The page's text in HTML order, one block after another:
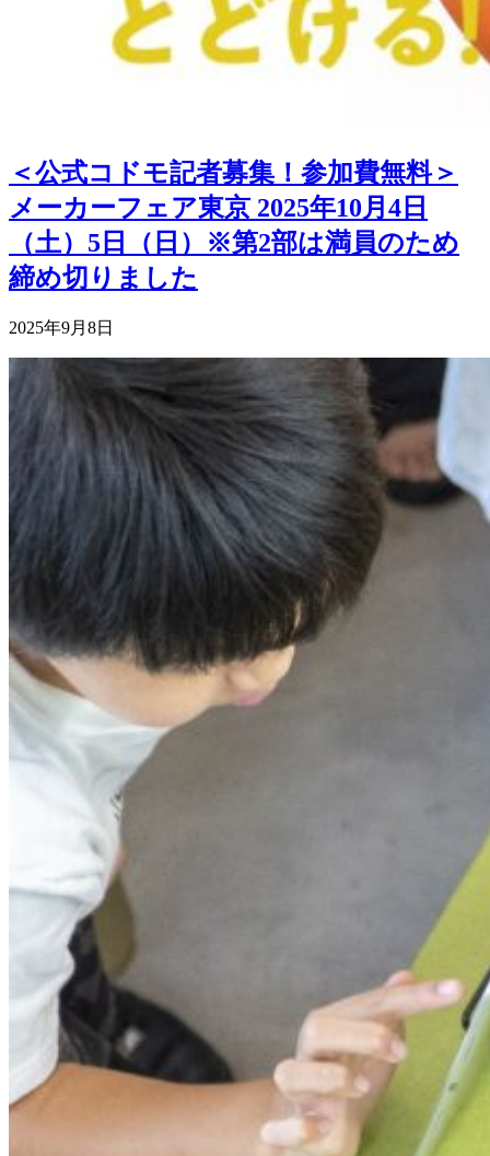
＜公式コドモ記者募集！参加費無料＞
メーカーフェア東京 2025年10月4日
（土）5日（日）※第2部は満員のため
締め切りました
2025年9月8日